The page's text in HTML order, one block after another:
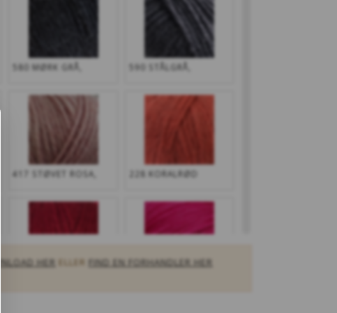
580 MØRK GRÅ, 590 STÅLGRÅ,
417 STØVET ROSA, 228 KORALRØD
HER ELLER FIND EN FORHANDLER HER